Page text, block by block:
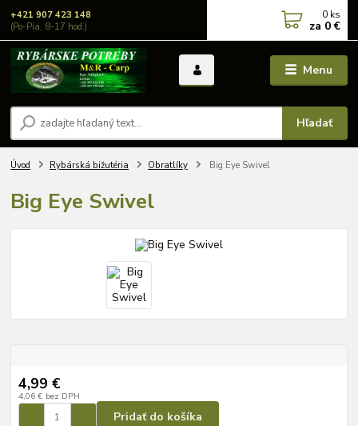
Menu
Hľadať
+421 907 423 148
(Po-Pia, 8-17 hod.)
0 ks
za 0 €
Úvod Rybárská bižutéria Obratlíky Big Eye Swivel
Big Eye Swivel
4,99 €
4,06 € bez DPH
Pridať do košíka